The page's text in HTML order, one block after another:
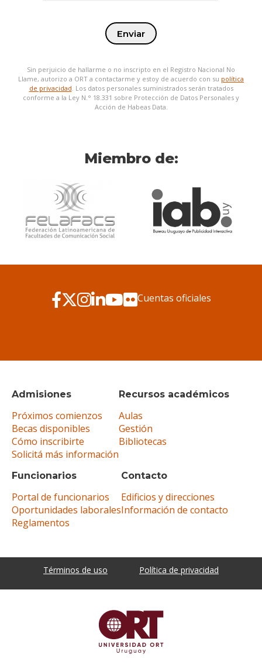
Enviar
Sin perjuicio de hallarme o no inscripto en el Registro Nacional No
Llame, autorizo a ORT a contactarme y estoy de acuerdo con su política
de privacidad . Los datos personales suministrados serán tratados
conforme a la Ley N.° 18.331 sobre Protección de Datos Personales y
Acción de Habeas Data.
Miembro de:
Admisiones
Próximos comienzos
Becas disponibles
Cómo inscribirte
Solicitá más información
Recursos académicos
Aulas
Gestión
Bibliotecas
Funcionarios
Portal de funcionarios
Oportunidades laborales
Reglamentos
Contacto
Edificios y direcciones
Información de contacto
Cuentas oficiales
Términos de uso Política de privacidad